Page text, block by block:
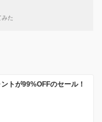
みた
トが99%OFFのセール！